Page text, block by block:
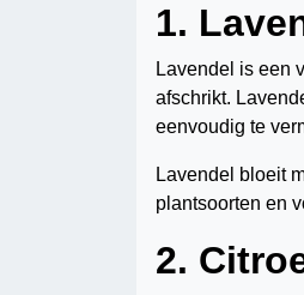
1.
Lavendel is een
afschrikt.
eenvoudig te
Lavendel bloeit
plantsoorten en
2.